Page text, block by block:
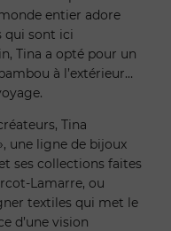
entier adore
qui sont ici
Tina a opté pour un
à l’extérieur…
Tina
une ligne de bijoux
ses collections faites
Lamarre, ou
textiles qui met le
d’une vision